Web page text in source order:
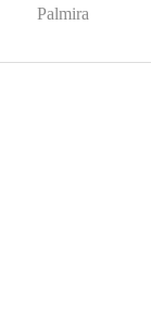
Palmira